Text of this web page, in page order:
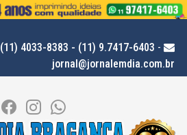
(11) 4033-8383 - (11) 9.7417-6403 -
jornal@jornalemdia.com.br